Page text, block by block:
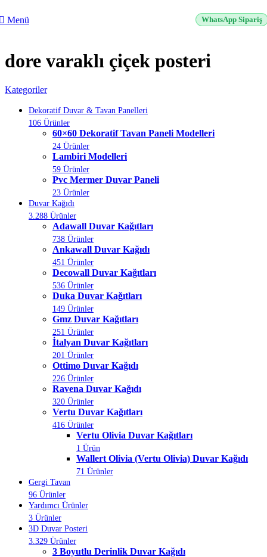
Menü WhatsApp Sipariş
dore varaklı çiçek posteri
Kategoriler
Dekoratif Duvar & Tavan Panelleri
106 Ürünler
60×60 Dekoratif Tavan Paneli Modelleri
24 Ürünler
Lambiri Modelleri
59 Ürünler
Pvc Mermer Duvar Paneli
23 Ürünler
Duvar Kağıdı
3.288 Ürünler
Adawall Duvar Kağıtları
738 Ürünler
Ankawall Duvar Kağıdı
451 Ürünler
Decowall Duvar Kağıtları
536 Ürünler
Duka Duvar Kağıtları
149 Ürünler
Gmz Duvar Kağıtları
251 Ürünler
İtalyan Duvar Kağıtları
201 Ürünler
Ottimo Duvar Kağıdı
226 Ürünler
Ravena Duvar Kağıdı
320 Ürünler
Vertu Duvar Kağıtları
416 Ürünler
Vertu Olivia Duvar Kağıtları
1 Ürün
Wallert Olivia (Vertu Olivia) Duvar Kağıdı
71 Ürünler
Gergi Tavan
96 Ürünler
Yardımcı Ürünler
3 Ürünler
3D Duvar Posteri
3.329 Ürünler
3 Boyutlu Derinlik Duvar Kağıdı